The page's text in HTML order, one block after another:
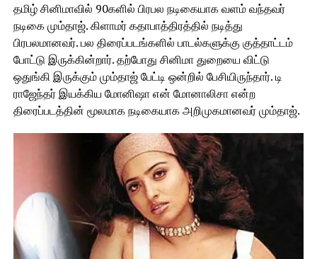
தமிழ் சினிமாவில் 90களில் பிரபல நடிகையாக வளம் வந்தவர்
நடிகை மும்தாஜ். கிளாமர் கதாபாத்திரத்தில் நடித்து
பிரபலமானவர். பல திரைப்படங்களில் பாடல்களுக்கு குத்தாட்டம்
போட்டு இருக்கின்றார். தற்போது சினிமா துறையை விட்டு
ஒதுங்கி இருக்கும் மும்தாஜ் பேட்டி ஒன்றில் பேசியிருந்தார். டி
ராஜேந்தர் இயக்கிய மோனிஷா என் மோனாலிசா என்ற
திரைப்படத்தின் மூலமாக நடிகையாக அறிமுகமானவர் மும்தாஜ்.